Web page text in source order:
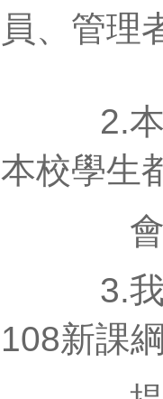
員、管理
2.本著
本校學生
會做事
3.我們
108新課